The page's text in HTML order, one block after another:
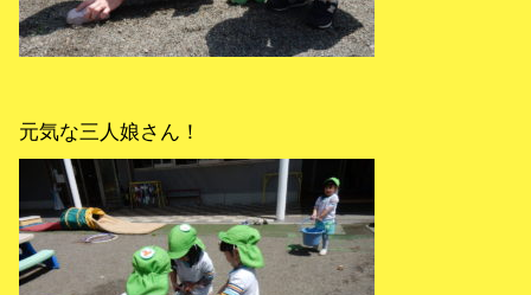
元気な三人娘さん！